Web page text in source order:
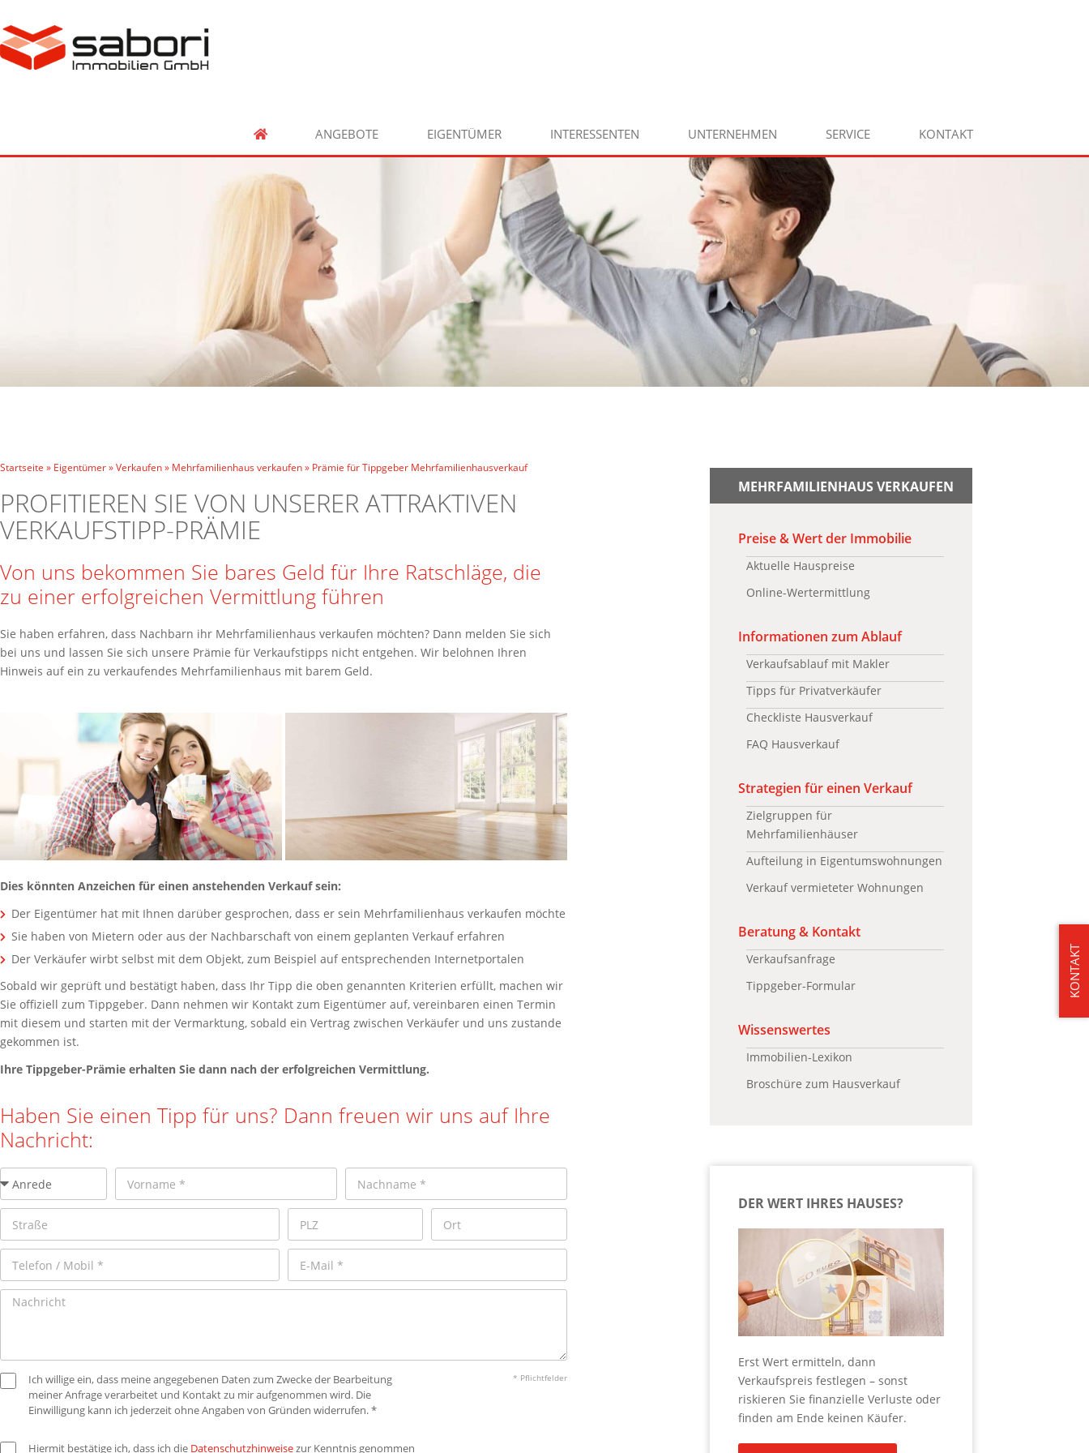
KONTAKT
ANGEBOTE EIGENTÜMER INTERESSENTEN UNTERNEHMEN SERVICE KONTAKT
Startseite » Eigentümer»Verkaufen» Mehrfamilienhaus verkaufen» Prämie für Tippgeber Mehrfamilienhausverkauf
PROFITIEREN SIE VON UNSERER ATTRAKTIVEN
VERKAUFSTIPP-PRÄMIE
Von uns bekommen Sie bares Geld für Ihre Ratschläge, die
zu einer erfolgreichen Vermittlung führen
Sie haben erfahren, dass Nachbarn ihr Mehrfamilienhaus verkaufen möchten? Dann melden Sie sich
bei uns und lassen Sie sich unsere Prämie für Verkaufstipps nicht entgehen. Wir belohnen Ihren
Hinweis auf ein zu verkaufendes Mehrfamilienhaus mit barem Geld.
Dies könnten Anzeichen für einen anstehenden Verkauf sein:
Der Eigentümer hat mit Ihnen darüber gesprochen, dass er sein Mehrfamilienhaus verkaufen möchte
Sie haben von Mietern oder aus der Nachbarschaft von einem geplanten Verkauf erfahren
Der Verkäufer wirbt selbst mit dem Objekt, zum Beispiel auf entsprechenden Internetportalen
Sobald wir geprüft und bestätigt haben, dass Ihr Tipp die oben genannten Kriterien erfüllt, machen wir
Sie offiziell zum Tippgeber. Dann nehmen wir Kontakt zum Eigentümer auf, vereinbaren einen Termin
mit diesem und starten mit der Vermarktung, sobald ein Vertrag zwischen Verkäufer und uns zustande
gekommen ist.
Ihre Tippgeber-Prämie erhalten Sie dann nach der erfolgreichen Vermittlung.
Haben Sie einen Tipp für uns? Dann freuen wir uns auf Ihre
Nachricht:
Ich willige ein, dass meine angegebenen Daten zum Zwecke der Bearbeitung
meiner Anfrage verarbeitet und Kontakt zu mir aufgenommen wird. Die
Einwilligung kann ich jederzeit ohne Angaben von Gründen widerrufen. *
* Pflichtfelder
Hiermit bestätige ich, dass ich die Datenschutzhinweisezur Kenntnis genommen
MEHRFAMILIENHAUS VERKAUFEN
Preise & Wert der Immobilie
Aktuelle Hauspreise
Online-Wertermittlung
Informationen zum Ablauf
Verkaufsablauf mit Makler
Tipps für Privatverkäufer
Checkliste Hausverkauf
FAQ Hausverkauf
Strategien für einen Verkauf
Zielgruppen für
Mehrfamilienhäuser
Aufteilung in Eigentumswohnungen
Verkauf vermieteter Wohnungen
Beratung & Kontakt
Verkaufsanfrage
Tippgeber-Formular
Wissenswertes
Immobilien-Lexikon
Broschüre zum Hausverkauf
DER WERT IHRES HAUSES?
Erst Wert ermitteln, dann
Verkaufspreis festlegen – sonst
riskieren Sie finanzielle Verluste oder
finden am Ende keinen Käufer.